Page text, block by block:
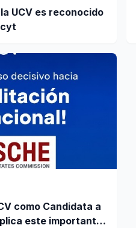
UCV es reconocido
como Candidata a
este importante